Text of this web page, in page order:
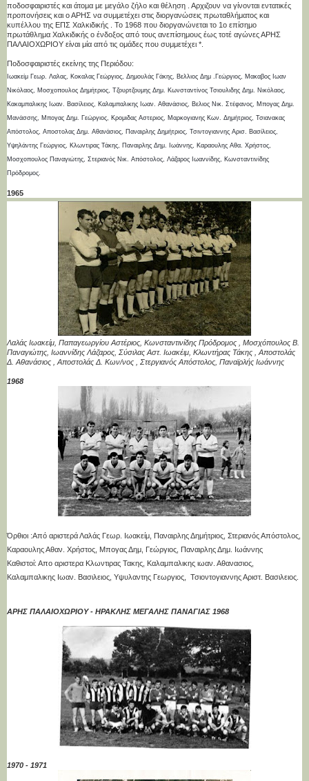
ποδοσφαιριστές και άτομα με μεγάλο ζήλο και θέληση . Αρχιζουν να γίνονται εντατικές
προπονήσεις και ο ΑΡΗΣ να συμμετέχει στις διοργανώσεις πρωταθλήματος και
κυπέλλου της ΕΠΣ Χαλκιδικής . Το 1968 που διοργανώνεται το 1ο επίσημο
πρωτάθλημα Χαλκιδικής ο ένδοξος από τους ανεπίσημους έως τοτέ αγώνες ΑΡΗΣ
ΠΑΛΑΙΟΧΩΡΙΟΥ είναι μία από τις ομάδες που συμμετέχει *.
Ποδοσφαιριστές εκείνης της Περιόδου:
Ιωακείμ Γεωρ. Λαλας, Κοκαλας Γεώργιος, Δημουλάς Γάκης, Βελλιος Δημ .Γεώργιος, Μακαβος Ιωαν
Νικόλαος, Μοσχοπουλος Δημήτριος, Τζουρτζουμης Δημ. Κωνσταντίνος Τσιουλιδης Δημ. Νικόλαος,
Κακαμπαλικης Ιωαν. Βασίλειος, Καλαμπαλικης Ιωαν. Αθανάσιος, Βελιος Νικ. Στέφανος, Μπογας Δημ.
Μανάσσης, Μπογας Δημ. Γεώργιος, Κρομιδας Αστεριος, Μαρκογιανης Κων. Δημήτριος, Τσιανακας
Απόστολος, Αποστολας Δημ. Αθανάσιος, Παναιρλης Δημήτριος, Τσιντογιαννης Αρισ. Βασίλειος,
Υψηλάντης Γεώργιος, Κλωντιρας Τάκης, Παναιρλης Δημ. Ιωάννης, Καραουλης Αθα. Χρήστος,
Μοσχοπουλος Παναγιώτης, Στεριανός Νικ. Απόστολος, Λάζαρος Ιωαννίδης, Κωνσταντινίδης
Πρόδρομος.
1965
Λαλάς Ιωακείμ, Παπαγεωργίου Αστέριος, Κωνσταντινίδης Πρόδρομος , Μοσχόπουλος B.
Παναγιώτης, Ιωαννίδης Λάζαρος, Σύσιλας Αστ. Ιωακέιμ, Κλωντήρας Τάκης , Αποστολάς
Δ. Αθανάσιος , Αποστολάς Δ. Κων/νος , Στεργιανός Απόστολος, Παναϊρλής Ιωάννης
1968
Όρθιοι :Από αριστερά Λαλάς Γεωρ. Ιωακείμ, Παναιρλης Δημήτριος, Στεριανός Απόστολος,
Καραουλης Αθαν. Χρήστος, Μπογας Δημ, Γεώργιος, Παναιρλης Δημ. Ιωάννης
Καθιστοί: Απο αριστερα Κλωντιρας Τακης, Καλαμπαλικης ιωαν. Αθανασιος,
Καλαμπαλικης Ιωαν. Βασιλειος, Υψυλαντης Γεωργιος, Τσιοντογιαννης Αριστ. Βασιλειος.
ΑΡΗΣ ΠΑΛΑΙΟΧΩΡΙΟΥ - ΗΡΑΚΛΗΣ ΜΕΓΑΛΗΣ ΠΑΝΑΓΙΑΣ 1968
1970 - 1971